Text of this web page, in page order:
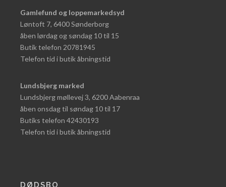
Gamlefund og loppemarkedsyd
Løntoft 7, 6400 Sønderborg
åben lørdag og søndag 10 til 15
Butik telefon 20781945
Telefon tid i butik åbningstid
Lundsbjerg marked
Lundsbjerg møllevej 3, 6200 Aabenraa
åben onsdag til søndag 10 til 17
Butiks telefon 42430193
Telefon tid i butik åbningstid
DØDSBO